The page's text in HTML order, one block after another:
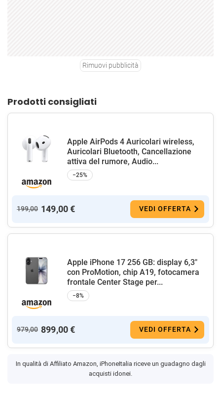
Rimuovi pubblicità
Prodotti consigliati
Apple AirPods 4 Auricolari wireless,
Auricolari Bluetooth, Cancellazione
attiva del rumore, Audio...
−25%
199,00 149,00 € VEDI OFFERTA
Apple iPhone 17 256 GB: display 6,3"
con ProMotion, chip A19, fotocamera
frontale Center Stage per...
−8%
979,00 899,00 € VEDI OFFERTA
In qualità di Affiliato Amazon, iPhoneItalia riceve un guadagno dagli
acquisti idonei.